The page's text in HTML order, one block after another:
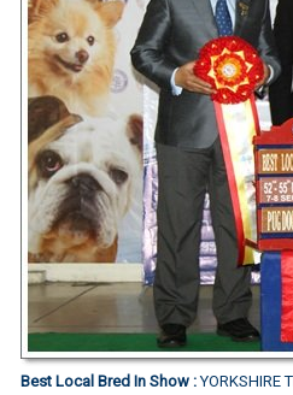
Best Local Bred In Show :YORKSHIRE